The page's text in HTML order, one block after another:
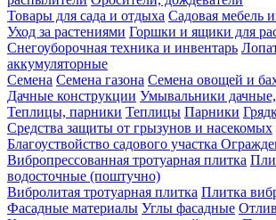
Товары для сада и отдыха Садовая мебель
Уход за растениями Горшки и ящики для
Снегоуборочная техника и инвентарь
аккумуляторные
Семена Семена газона Семена овощей и
Дачные конструкции Умывальники
Теплицы, парники Теплицы Парники
Средства защиты от грызунов и насекомых
Благоуствойство садового участка
Вибропрессованная тротуарная плитка
водосточные (поштучно)
Вибролитая тротуарная плитка Плитка
Фасадные материалы Углы фасадные